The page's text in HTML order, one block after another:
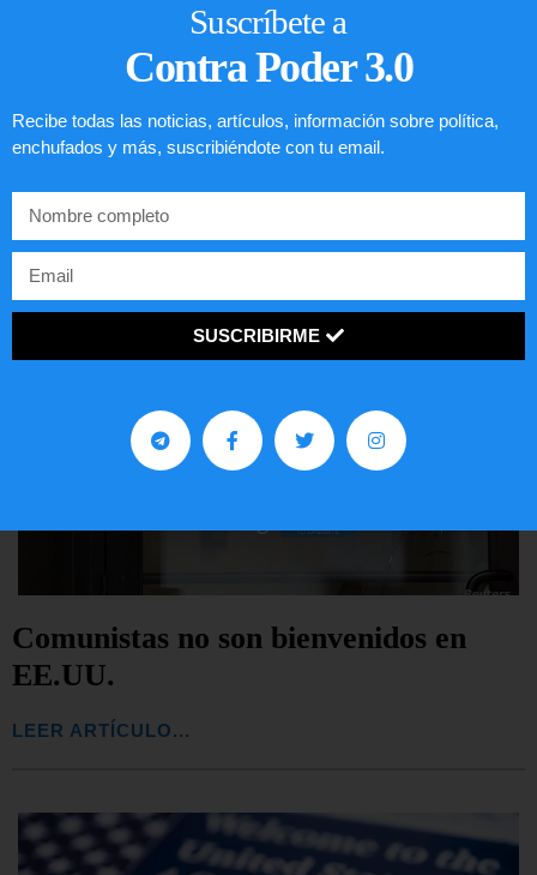
Lotería de visa de EEUU
LEER ARTÍCULO...
Comunistas no son bienvenidos en
EE.UU.
LEER ARTÍCULO...
Suscríbete a
Contra Poder 3.0
Recibe todas las noticias, artículos, información sobre política,
enchufados y más, suscribiéndote con tu email.
SUSCRIBIRME